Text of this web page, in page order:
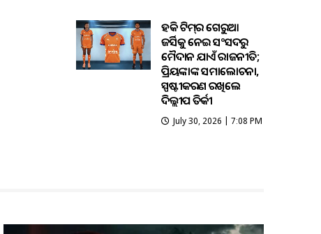
ହକି ଟିମ୍‌ର ଗେରୁଆ
ଜର୍ସିକୁ ନେଇ ସଂସଦରୁ
ମୈଦାନ ଯାଏଁ ରାଜନୀତି;
ପ୍ରିୟଙ୍କାଙ୍କ ସମାଲୋଚନା,
ସ୍ପଷ୍ଟୀକରଣ ରଖିଲେ
ଦିଲ୍ଲୀପ ତିର୍କୀ
July 30, 2026 | 7:08 PM